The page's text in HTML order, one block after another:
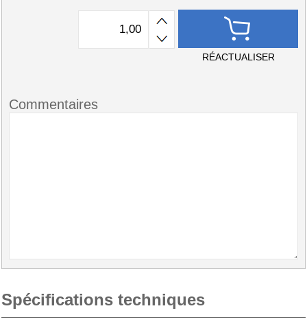
RÉACTUALISER
Commentaires
Spécifications techniques